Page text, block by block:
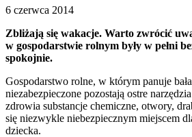
6 czerwca 2014
Zbliżają się wakacje. Warto zwrócić
w gospodarstwie rolnym były w pełni
spokojnie.
Gospodarstwo rolne, w którym panuje
niezabezpieczone pozostają ostre
zdrowia substancje chemiczne, otwory,
się niezwykle niebezpiecznym miejscem
dziecka.